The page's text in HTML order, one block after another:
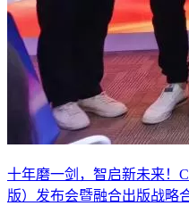
十年磨一剑，智启新未来！
版）发布会暨融合出版战略